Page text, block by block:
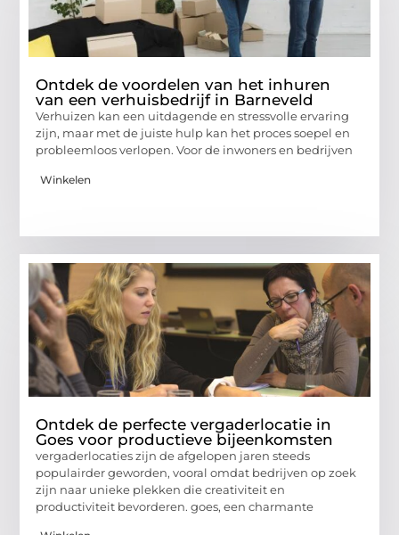
Ontdek de voordelen van het inhuren
van een verhuisbedrijf in Barneveld
Verhuizen kan een uitdagende en stressvolle ervaring
zijn, maar met de juiste hulp kan het proces soepel en
probleemloos verlopen. Voor de inwoners en bedrijven
Winkelen
Ontdek de perfecte vergaderlocatie in
Goes voor productieve bijeenkomsten
vergaderlocaties zijn de afgelopen jaren steeds
populairder geworden, vooral omdat bedrijven op zoek
zijn naar unieke plekken die creativiteit en
productiviteit bevorderen. goes, een charmante